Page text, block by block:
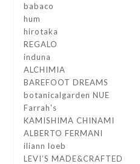
babaco
hum
hirotaka
REGALO
induna
ALCHIMIA
BAREFOOT DREAMS
botanicalgarden NUE
Farrah's
KAMISHIMA CHINAMI
ALBERTO FERMANI
iliann loeb
LEVI’S MADE&CRAFTED